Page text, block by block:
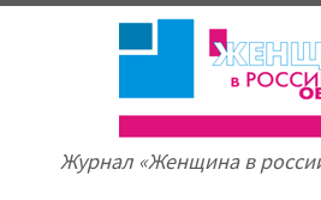
Журнал «Женщина в